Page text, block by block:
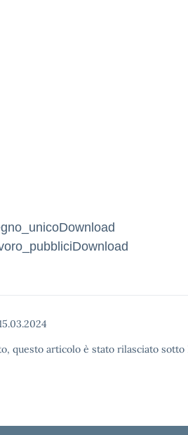
Download
Download
questo articolo è stato rilasciato